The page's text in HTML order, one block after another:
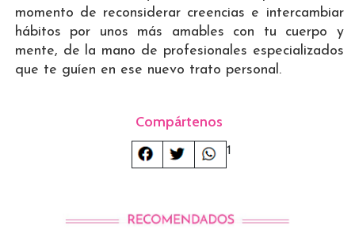
momento de reconsiderar creencias e intercambiar
hábitos por unos más amables con tu cuerpo y
mente, de la mano de profesionales especializados
que te guíen en ese nuevo trato personal.
Compártenos
1